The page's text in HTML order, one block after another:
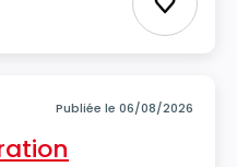
Ajouter
Publiée le 06/08/2026